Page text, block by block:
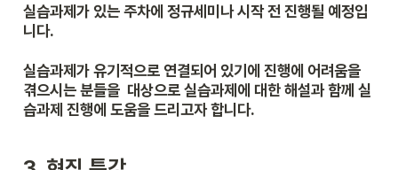
실습과제가 있는 주차에 정규세미나 시작 전 진행될 예정입
니다.
실습과제가 유기적으로 연결되어 있기에 진행에 어려움을
겪으시는 분들을  대상으로 실습과제에 대한 해설과 함께 실
습과제 진행에 도움을 드리고자 합니다.